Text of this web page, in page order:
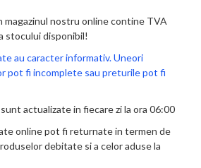
magazinul nostru online contine TVA
stocului disponibil!
au caracter informativ. Uneori
pot fi incomplete sau preturile pot fi
actualizate in fiecare zi la ora 06:00
online pot fi returnate in termen de
debitate si a celor aduse la